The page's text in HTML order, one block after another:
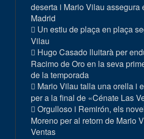
deserta i Mario Vilau assegura
Madrid
Un estiu de plaça en plaça
Vilau
Hugo Casado lluitarà per
Racimo de Oro en la seva
de la temporada
Mario Vilau talla una orella i
per a la final de «Cénate Las
Orgulloso i Remirón, els
Moreno per al retorn de Mario
Ventas